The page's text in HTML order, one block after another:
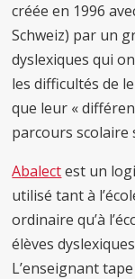
créée en 1996
Schweiz) par un
dyslexiques qui
les difficultés de
que leur «
parcours scolaire
Abalectest un
utilisé tant à
ordinaire qu’à
élèves
L’enseignant